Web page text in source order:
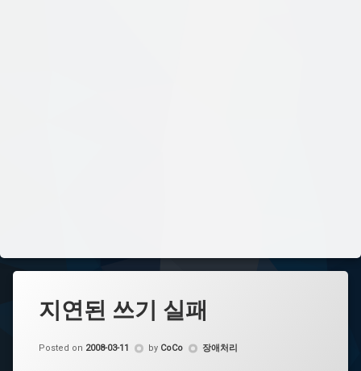
지연된 쓰기 실패
Posted on 2008-03-11 by CoCo Categories:
장애처리